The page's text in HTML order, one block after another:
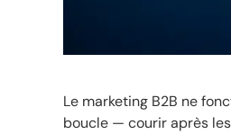
Le marketing B2B ne
boucle — courir après